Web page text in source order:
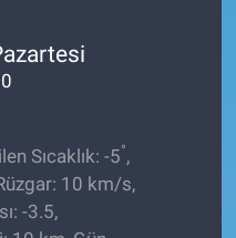
Sıcaklık: -5°,
10 km/s,
-3.5,